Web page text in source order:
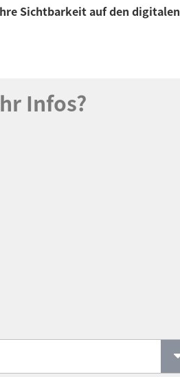
Sichtbarkeit auf den digitalen
Infos?